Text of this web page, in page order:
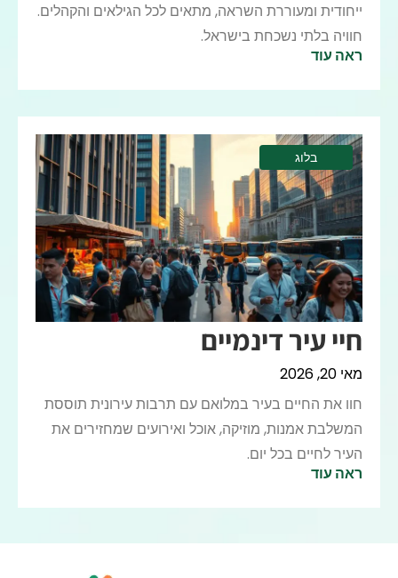
ייחודית ומעוררת השראה, מתאים לכל הגילאים והקהלים.
חוויה בלתי נשכחת בישראל.
ראה עוד
בלוג
חיי עיר דינמיים
מאי 20, 2026
חוו את החיים בעיר במלואם עם תרבות עירונית תוססת
המשלבת אמנות, מוזיקה, אוכל ואירועים שמחזירים את
העיר לחיים בכל יום.
ראה עוד